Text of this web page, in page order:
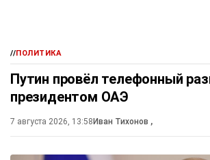
//ПОЛИТИКА
Путин провёл телефонный
президентом ОАЭ
7 августа 2026, 13:58 Иван Тихонов ,